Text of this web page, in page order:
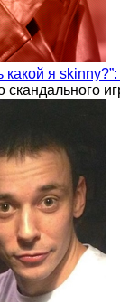
я skinny?”:
скандального